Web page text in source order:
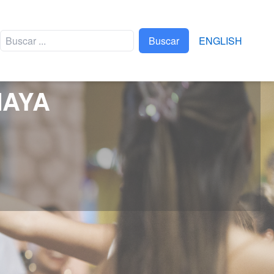
EVENTOS
XPLOR BRAVEST RACE
APAPAXOA
FERIA XCARET DE
ARTE POPULAR
MEXICANO
Buscar ENGLISH